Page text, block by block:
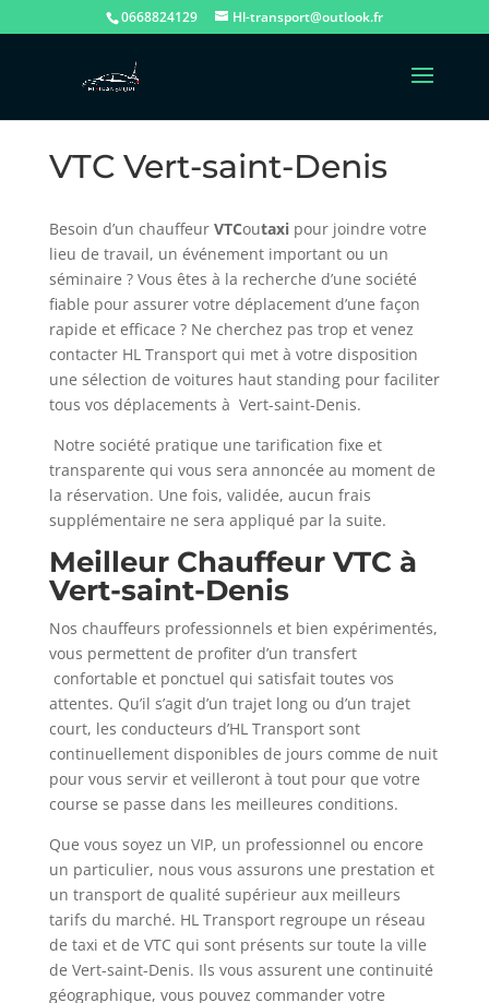
0668824129 Hl-transport@outlook.fr
VTC Vert-saint-Denis
Besoin d’un chauffeur VTCoutaxipour joindre votre
lieu de travail, un événement important ou un
séminaire ? Vous êtes à la recherche d’une société
fiable pour assurer votre déplacement d’une façon
rapide et efficace ? Ne cherchez pas trop et venez
contacter HL Transport qui met à votre disposition
une sélection de voitures haut standing pour faciliter
tous vos déplacements à Vert-saint-Denis.
Notre société pratique une tarification fixe et
transparente qui vous sera annoncée au moment de
la réservation. Une fois, validée, aucun frais
supplémentaire ne sera appliqué par la suite.
Meilleur Chauffeur VTC à
Vert-saint-Denis
Nos chauffeurs professionnels et bien expérimentés,
vous permettent de profiter d’un transfert
confortable et ponctuel qui satisfait toutes vos
attentes. Qu’il s’agit d’un trajet long ou d’un trajet
court, les conducteurs d’HL Transport sont
continuellement disponibles de jours comme de nuit
pour vous servir et veilleront à tout pour que votre
course se passe dans les meilleures conditions.
Que vous soyez un VIP, un professionnel ou encore
un particulier, nous vous assurons une prestation et
un transport de qualité supérieur aux meilleurs
tarifs du marché. HL Transport regroupe un réseau
de taxi et de VTC qui sont présents sur toute la ville
de Vert-saint-Denis. Ils vous assurent une continuité
géographique, vous pouvez commander votre